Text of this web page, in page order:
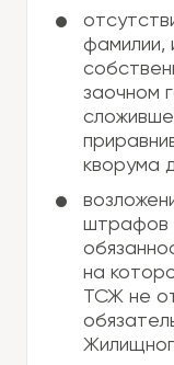
фамилии,
заочном
кворума
штрафов
на
ТСЖ не